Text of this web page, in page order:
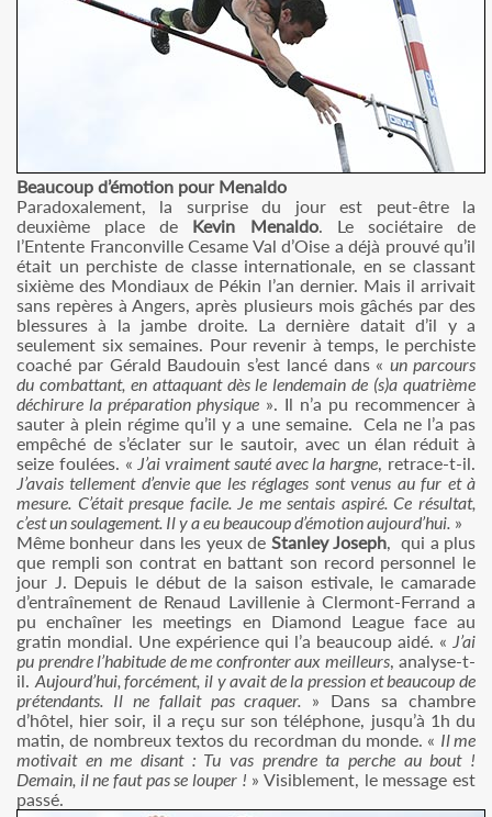
Beaucoup d’émotion pour Menaldo
Paradoxalement, la surprise du jour est peut-être la
deuxième place de Kevin Menaldo. Le sociétaire de
l’Entente Franconville Cesame Val d’Oise a déjà prouvé qu’il
était un perchiste de classe internationale, en se classant
sixième des Mondiaux de Pékin l’an dernier. Mais il arrivait
sans repères à Angers, après plusieurs mois gâchés par des
blessures à la jambe droite. La dernière datait d’il y a
seulement six semaines. Pour revenir à temps, le perchiste
coaché par Gérald Baudouin s’est lancé dans «un parcours
du combattant, en attaquant dès le lendemain de (s)a quatrième
déchirure la préparation physique ». Il n’a pu recommencer à
sauter à plein régime qu’il y a une semaine. Cela ne l’a pas
empêché de s’éclater sur le sautoir, avec un élan réduit à
seize foulées. « J’ai vraiment sauté avec la hargne, retrace-t-il.
J’avais tellement d’envie que les réglages sont venus au fur et à
mesure. C’était presque facile. Je me sentais aspiré. Ce résultat,
c’est un soulagement. Il y a eu beaucoup d’émotion aujourd’hui. »
Même bonheur dans les yeux de Stanley Joseph, qui a plus
que rempli son contrat en battant son record personnel le
jour J. Depuis le début de la saison estivale, le camarade
d’entraînement de Renaud Lavillenie à Clermont-Ferrand a
pu enchaîner les meetings en Diamond League face au
gratin mondial. Une expérience qui l’a beaucoup aidé. « J’ai
pu prendre l’habitude de me confronter aux meilleurs, analyse-t-
il. Aujourd’hui, forcément, il y avait de la pression et beaucoup de
prétendants. Il ne fallait pas craquer. » Dans sa chambre
d’hôtel, hier soir, il a reçu sur son téléphone, jusqu’à 1h du
matin, de nombreux textos du recordman du monde. « Il me
motivait en me disant : Tu vas prendre ta perche au bout !
Demain, il ne faut pas se louper ! » Visiblement, le message est
passé.